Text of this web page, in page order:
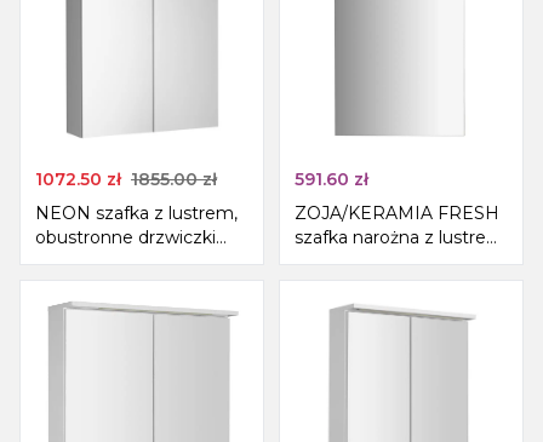
1072.50 zł 1855.00zł
NEON szafka z lustrem,
obustronne drzwiczki
lustrzane, 60x66,5cm,
biała
591.60 zł
ZOJA/KERAMIA FRESH
szafka narożna z lustrem
35x78x35cm, biały